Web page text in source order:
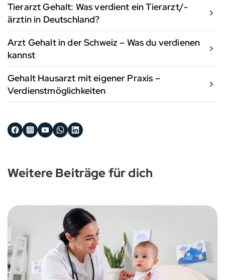
Tierarzt Gehalt: Was verdient ein Tierarzt/-
ärztin in Deutschland?
Arzt Gehalt in der Schweiz – Was du verdienen
kannst
Gehalt Hausarzt mit eigener Praxis –
Verdienstmöglichkeiten
Weitere Beiträge für dich